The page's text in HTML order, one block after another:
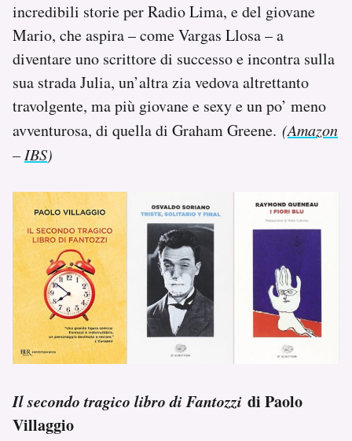
incredibili storie per Radio Lima, e del giovane
Mario, che aspira – come Vargas Llosa – a
diventare uno scrittore di successo e incontra sulla
sua strada Julia, un’altra zia vedova altrettanto
travolgente, ma più giovane e sexy e un po’ meno
avventurosa, di quella di Graham Greene. (Amazon
– IBS)
Il secondo tragico libro di Fantozzi di Paolo
Villaggio